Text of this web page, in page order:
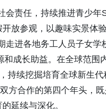
会责任，持续推进青少
放参观，以趣味实景体
走进各地务工人员子女
和成长助益。在全球范围
持续挖掘培育全球新生
方合作的第四个年头，
延续与深化。